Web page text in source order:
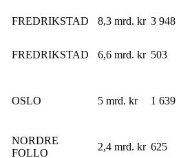
FREDRIKSTAD 8,3 mrd. kr 3 948
FREDRIKSTAD 6,6 mrd. kr 503
OSLO 5 mrd. kr 1 639
NORDRE
FOLLO
2,4 mrd. kr 625